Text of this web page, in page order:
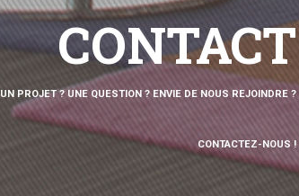
CONTACT
UN PROJET ? UNE QUESTION ? ENVIE DE NOUS REJOINDRE ?
CONTACTEZ-NOUS !